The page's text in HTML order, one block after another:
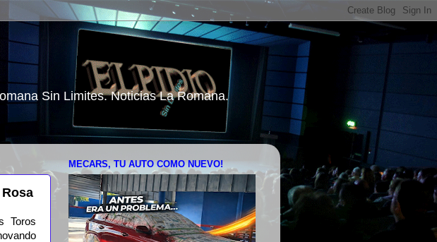
Sin Limites. Noticias La Romana.
Toros
MECARS, TU AUTO COMO NUEVO!